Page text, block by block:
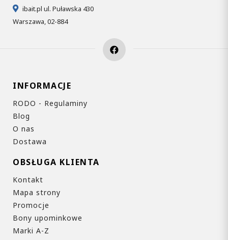
ibait.pl ul. Puławska 430
Warszawa, 02-884
INFORMACJE
RODO - Regulaminy
Blog
O nas
Dostawa
OBSŁUGA KLIENTA
Kontakt
Mapa strony
Promocje
Bony upominkowe
Marki A-Z